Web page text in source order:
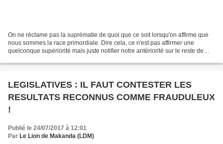
On ne réclame pas la suprématie de quoi que ce soit lorsqu'on affirme que
nous sommes la race primordiale. Dire cela, ce n'est pas affirmer une
quelconque supériorité mais juste notifier notre antériorité sur le reste de
LEGISLATIVES : IL FAUT CONTESTER LES
RESULTATS RECONNUS COMME FRAUDULEUX
!
Publié le 24/07/2017 à 12:01
Par Le Lion de Makanda (LDM)